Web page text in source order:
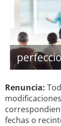
Renuncia:
fechas o